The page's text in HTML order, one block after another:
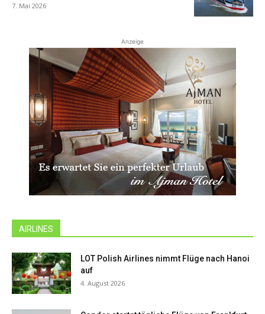
7. Mai 2026
Anzeige
AIRLINES
LOT Polish Airlines nimmt Flüge nach Hanoi
auf
4. August 2026